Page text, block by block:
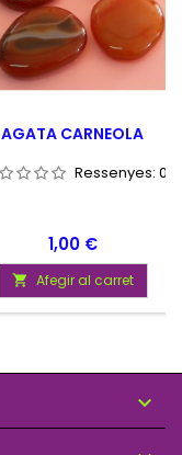
AGATA CARNEOLA
Ressenyes: 0
Preu
1,00 €
 Afegir al carret
